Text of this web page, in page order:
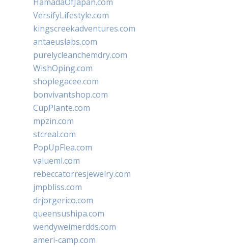
VersifyLifestyle.com
kingscreekadventures.com
antaeuslabs.com
purelycleanchemdry.com
WishOping.com
shoplegacee.com
bonvivantshop.com
CupPlante.com
mpzin.com
stcreal.com
PopUpFlea.com
valueml.com
rebeccatorresjewelry.com
jmpbliss.com
drjorgerico.com
queensushipa.com
wendyweimerdds.com
ameri-camp.com